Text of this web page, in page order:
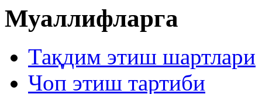
Муаллифларга
Тақдим этиш шартлари
Чоп этиш тартиби